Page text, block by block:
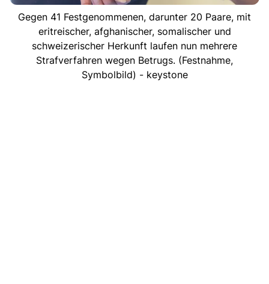
Gegen 41 Festgenommenen, darunter 20 Paare, mit
eritreischer, afghanischer, somalischer und
schweizerischer Herkunft laufen nun mehrere
Strafverfahren wegen Betrugs. (Festnahme,
Symbolbild) - keystone